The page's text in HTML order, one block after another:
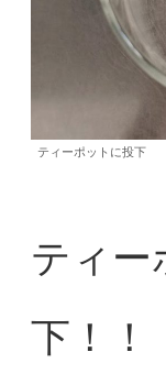
ティーポットに投下
ティー
下！！